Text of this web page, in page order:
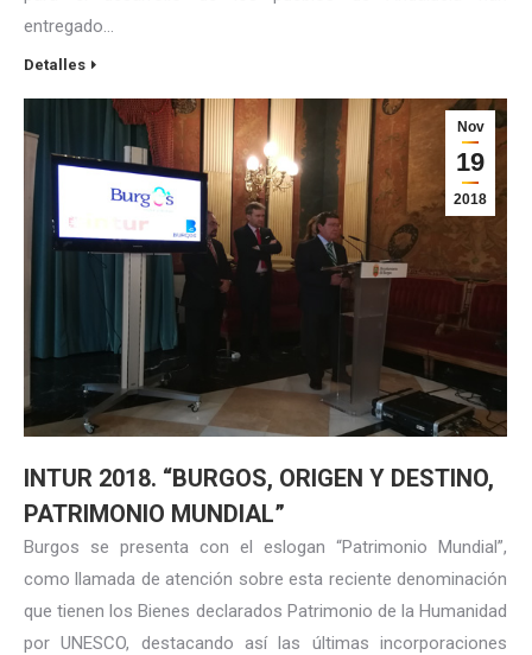
entregado…
Detalles
Nov
19
2018
INTUR 2018. “BURGOS, ORIGEN Y DESTINO,
PATRIMONIO MUNDIAL”
Burgos se presenta con el eslogan “Patrimonio Mundial”,
como llamada de atención sobre esta reciente denominación
que tienen los Bienes declarados Patrimonio de la Humanidad
por UNESCO, destacando así las últimas incorporaciones